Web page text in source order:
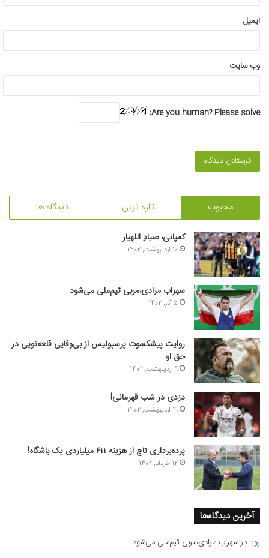
ایمیل
وب‌ سایت
Are you human? Please solve:
محبوب تازه ترین دیدگاه ها
کمپانی، صیادِ اللهیار
10 اردیبهشت, 1402
سهراب مرادی،مربی تیم‌ملی می‌شود
5 آذر, 1402
روایت پیشکسوت پرسپولیس از بی‌وفایی قلعه‌نویی در
حق او
9 اردیبهشت, 1402
دزدی در شب قهرمانی!
19 اردیبهشت, 1402
پرده‌برداری تاج از هزینه ۴۱۱ میلیاردی یک باشگاه!
12 خرداد, 1402
آخرین دیدگاه‌ها
رویا درسهراب مرادی،مربی تیم‌ملی می‌شود